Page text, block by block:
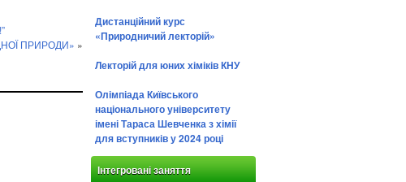
ПРИРОДИ» »
Дистанційний курс
«Природничий лекторій»
Лекторій для юних хіміків КНУ
Олімпіада Київського
національного університету
імені Тараса Шевченка з хімії
для вступників у 2024 році
Інтегровані заняття